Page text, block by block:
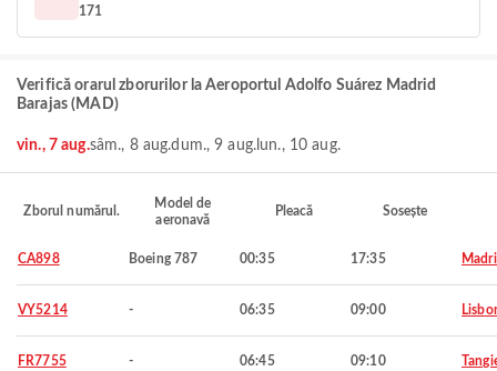
171
Verifică orarul zborurilor la Aeroportul Adolfo Suárez Madrid
Barajas (MAD)
vin., 7 aug.sâm., 8 aug.dum., 9 aug. lun., 10 aug.
Zborul numărul.
Model de
aeronavă
Pleacă Sosește
CA898 Boeing 787 00:35 17:35
VY5214 - 06:35 09:00
FR7755 - 06:45 09:10